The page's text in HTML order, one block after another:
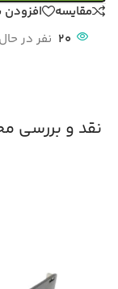
مقایسه
افزودن
20 نفر در
نقد و بررسی